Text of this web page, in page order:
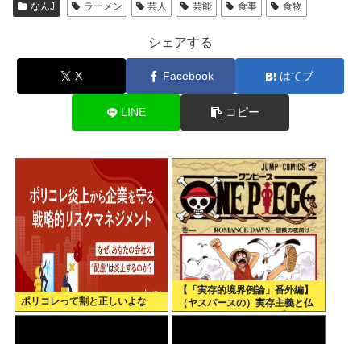
なんJ ラーメン 芸人 芸能 食事 食物
シェアする
X Facebook はてブ
LINE コピー
ポリコレって割と正しいよな
【「実存的境界例論」番外編】
（ヤスパースの）実存主義と仏
教、それとワンピース 【ネタバ